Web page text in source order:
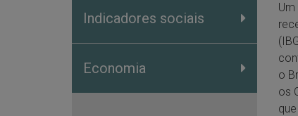
Indicadores sociais
Economia
o
os